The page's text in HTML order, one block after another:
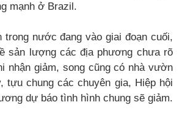
mạnh ở Brazil.
trong nước đang vào giai đoạn cuối,
sản lượng các địa phương chưa rõ
nhận giảm, song cũng có nhà vườn
tựu chung các chuyên gia, Hiệp hội
dự báo tình hình chung sẽ giảm.